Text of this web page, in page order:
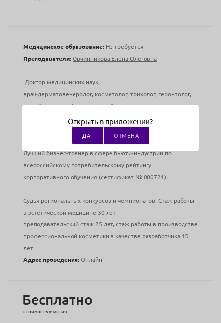
Медицинское образование: Не требуется
Преподаватели: Овчинникова Елена Олеговна
Доктор медицинских наук,
врач-дерматовенеролог, косметолог, трихолог, геронтолог,
разработчик профессиональной косметики.
Основатель Института Интеллектуальных Бьюти -Технологий
Лучший бизнес-тренер в сфере бьюти-индустрии по
всероссийскому потребительскому рейтингу
корпоративного обучения (сертификат № 000721).
Судья региональных конкурсов и чемпионатов. Стаж работы
в эстетической медицине 30 лет
преподавательский стаж 25 лет, стаж работы в производстве
профессиональной косметики в качестве разработчика 15
лет
Адрес проведения: Онлайн
Бесплатно
стоимость участия
Открыть в приложении?
ДА ОТМЕНА